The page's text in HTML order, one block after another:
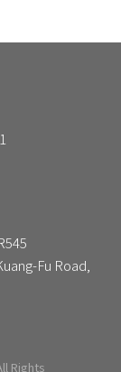
Fu Road,
Rights